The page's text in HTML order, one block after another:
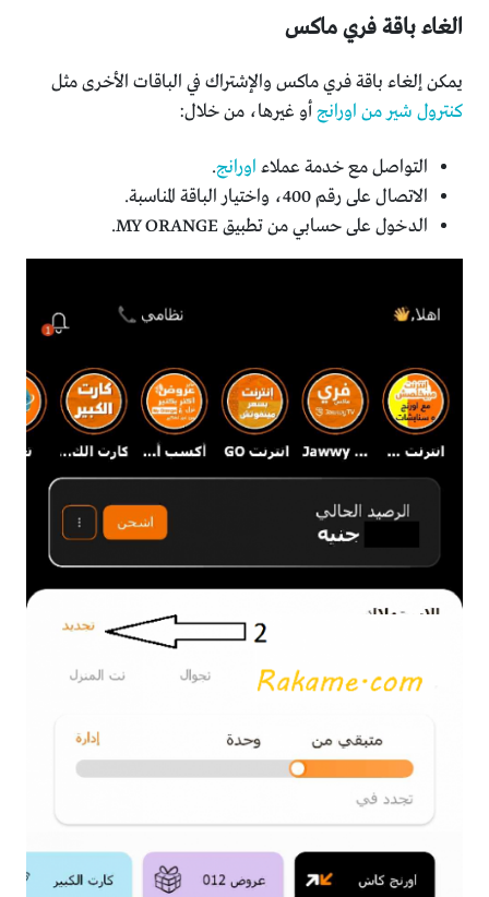
الغاء باقة فري ماكس
يمكن إلغاء باقة فري ماكس والإشتراك في الباقات الأخرى مثل
كنترول شير من اورانجأو غيرها، من خلال:
التواصل مع خدمة عملاء اورانج.
الاتصال على رقم 400، واختيار الباقة المناسبة.
الدخول على حسابي من تطبيق MY ORANGE.